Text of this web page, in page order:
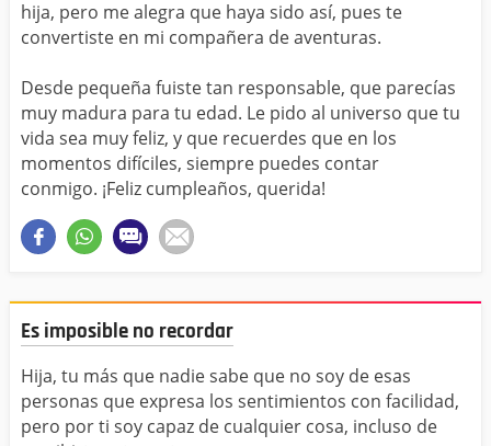
hija, pero me alegra que haya sido así, pues te
convertiste en mi compañera de aventuras.
Desde pequeña fuiste tan responsable, que parecías
muy madura para tu edad. Le pido al universo que tu
vida sea muy feliz, y que recuerdes que en los
momentos difíciles, siempre puedes contar
conmigo. ¡Feliz cumpleaños, querida!
Es imposible no recordar
Hija, tu más que nadie sabe que no soy de esas
personas que expresa los sentimientos con facilidad,
pero por ti soy capaz de cualquier cosa, incluso de